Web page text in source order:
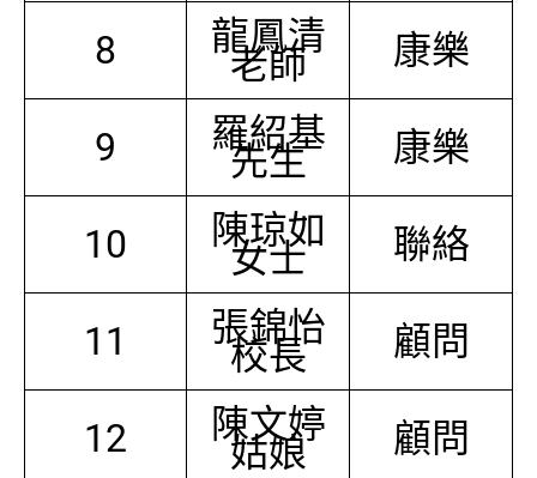
8 龍鳳清
老師 康樂
9 羅紹基
先生 康樂
10 陳琼如
女士 聯絡
11 張錦怡
校長 顧問
12 陳文婷
姑娘 顧問